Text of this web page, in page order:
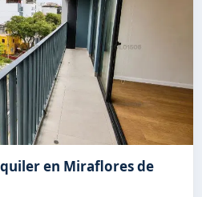
en Miraflores de